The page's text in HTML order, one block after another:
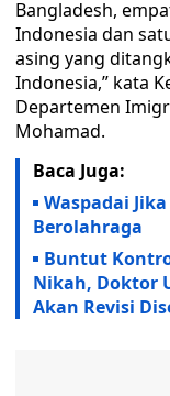
Bangladesh,
Indonesia dan
asing yang
Indonesia,” kata
Departemen
Mohamad.
Baca Juga:
Waspadai
Berolahraga
Buntut
Nikah, Doktor
Akan Revisi